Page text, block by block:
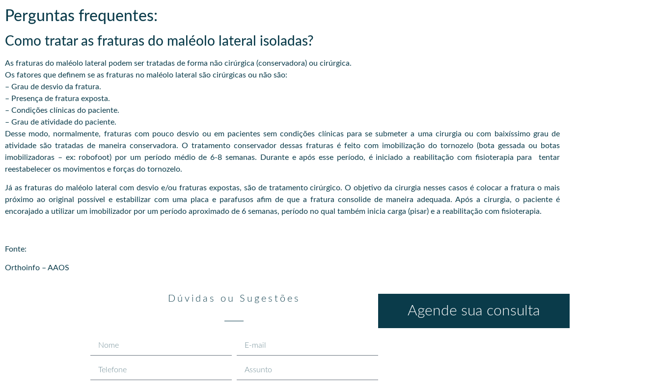
Perguntas frequentes:
Como tratar as fraturas do maléolo lateral isoladas?
As fraturas do maléolo lateral podem ser tratadas de forma não cirúrgica (conservadora) ou cirúrgica.
Os fatores que definem se as fraturas no maléolo lateral são cirúrgicas ou não são:
– Grau de desvio da fratura.
– Presença de fratura exposta.
– Condições clínicas do paciente.
– Grau de atividade do paciente.
Desse modo, normalmente, fraturas com pouco desvio ou em pacientes sem condições clínicas para se submeter a uma cirurgia ou com baixíssimo grau de
atividade são tratadas de maneira conservadora. O tratamento conservador dessas fraturas é feito com imobilização do tornozelo (bota gessada ou botas
imobilizadoras – ex: robofoot) por um período médio de 6-8 semanas. Durante e após esse período, é iniciado a reabilitação com fisioterapia para tentar
reestabelecer os movimentos e forças do tornozelo.
Já as fraturas do maléolo lateral com desvio e/ou fraturas expostas, são de tratamento cirúrgico. O objetivo da cirurgia nesses casos é colocar a fratura o mais
próximo ao original possível e estabilizar com uma placa e parafusos afim de que a fratura consolide de maneira adequada. Após a cirurgia, o paciente é
encorajado a utilizar um imobilizador por um período aproximado de 6 semanas, período no qual também inicia carga (pisar) e a reabilitação com fisioterapia.
Fonte:
Orthoinfo – AAOS
Dúvidas ou Sugestões
Agende sua consulta